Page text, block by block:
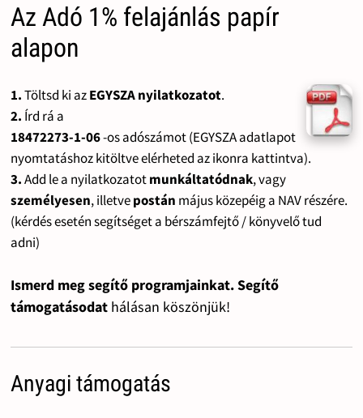
Az Adó 1% felajánlás papír
alapon
1.Töltsd ki azEGYSZA nyilatkozatot.
2. Írd rá a
18472273-1-06-os adószámot (EGYSZA adatlapot
nyomtatáshoz kitöltve elérheted az ikonra kattintva).
3.Add le a nyilatkozatotmunkáltatódnak, vagy
személyesen, illetvepostán május közepéig a NAV részére.
(kérdés esetén segítséget a bérszámfejtő / könyvelő tud
adni)
Ismerd meg segítő programjainkat. Segítő
támogatásodat hálásan köszönjük!
Anyagi támogatás